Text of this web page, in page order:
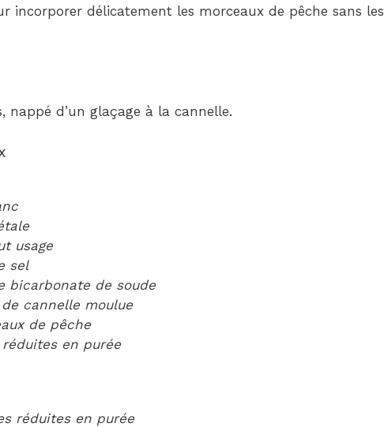
incorporer délicatement les morceaux de pêche sans les
nappé d’un glaçage à la cannelle.
usage
sel
bicarbonate de soude
cannelle moulue
de pêche
en purée
réduites en purée